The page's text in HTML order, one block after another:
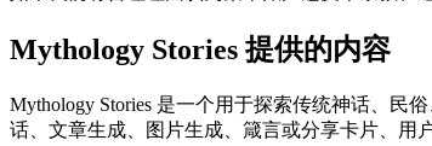
Mythology Stories 提供的内容
Mythology Stories 是一个用于探索传统神话、民
话、文章生成、图片生成、箴言或分享卡片、用